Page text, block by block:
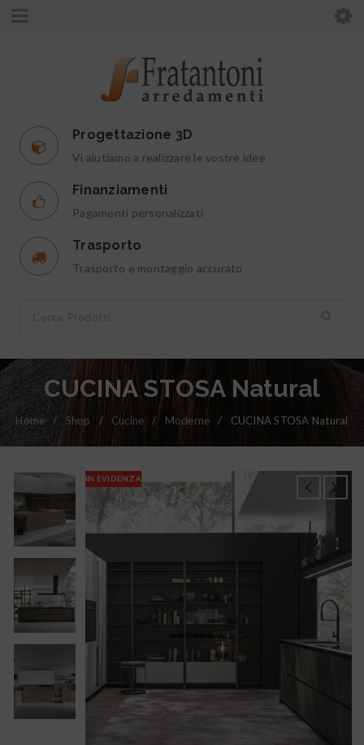
Progettazione 3D
Vi aiutiamo a realizzare le vostre idee
Finanziamenti
Pagamenti personalizzati
Trasporto
Trasporto e montaggio accurato
CUCINA STOSA Natural
Home / Shop / Cucine / Moderne / CUCINA STOSA Natural
IN EVIDENZA